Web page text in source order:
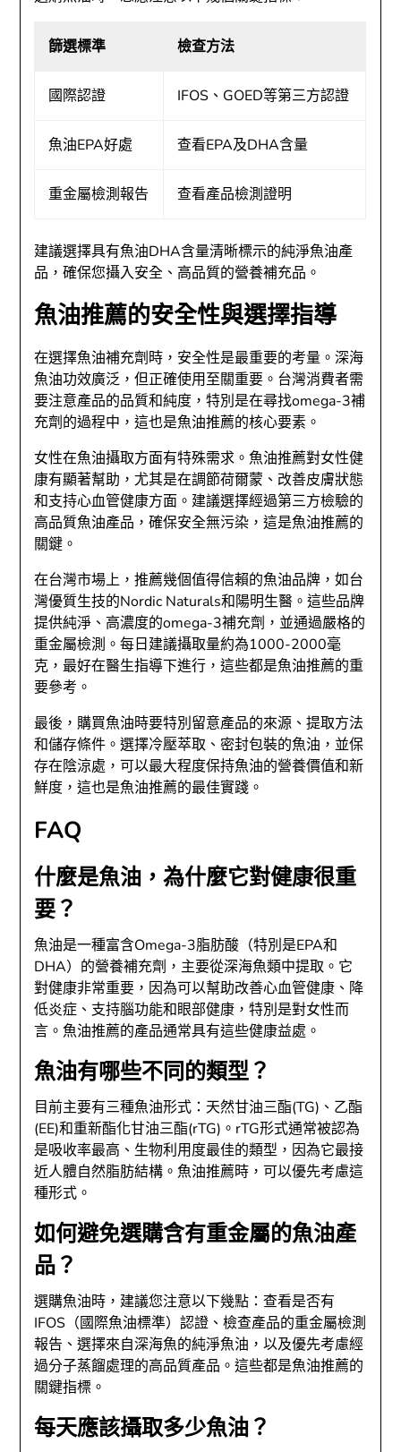
篩選標準 檢查方法
國際認證 IFOS、GOED等第三方認證
魚油EPA好處 查看EPA及DHA含量
重金屬檢測報告 查看產品檢測證明
建議選擇具有魚油DHA含量清晰標示的純淨魚油產
品，確保您攝入安全、高品質的營養補充品。
魚油推薦的安全性與選擇指導
在選擇魚油補充劑時，安全性是最重要的考量。深海
魚油功效廣泛，但正確使用至關重要。台灣消費者需
要注意產品的品質和純度，特別是在尋找omega-3補
充劑的過程中，這也是魚油推薦的核心要素。
女性在魚油攝取方面有特殊需求。魚油推薦對女性健
康有顯著幫助，尤其是在調節荷爾蒙、改善皮膚狀態
和支持心血管健康方面。建議選擇經過第三方檢驗的
高品質魚油產品，確保安全無污染，這是魚油推薦的
關鍵。
在台灣市場上，推薦幾個值得信賴的魚油品牌，如台
灣優質生技的Nordic Naturals和陽明生醫。這些品牌
提供純淨、高濃度的omega-3補充劑，並通過嚴格的
重金屬檢測。每日建議攝取量約為1000-2000毫
克，最好在醫生指導下進行，這些都是魚油推薦的重
要參考。
最後，購買魚油時要特別留意產品的來源、提取方法
和儲存條件。選擇冷壓萃取、密封包裝的魚油，並保
存在陰涼處，可以最大程度保持魚油的營養價值和新
鮮度，這也是魚油推薦的最佳實踐。
FAQ
什麼是魚油，為什麼它對健康很重
要？
魚油是一種富含Omega-3脂肪酸（特別是EPA和
DHA）的營養補充劑，主要從深海魚類中提取。它
對健康非常重要，因為可以幫助改善心血管健康、降
低炎症、支持腦功能和眼部健康，特別是對女性而
言。魚油推薦的產品通常具有這些健康益處。
魚油有哪些不同的類型？
目前主要有三種魚油形式：天然甘油三酯(TG)、乙酯
(EE)和重新酯化甘油三酯(rTG)。rTG形式通常被認為
是吸收率最高、生物利用度最佳的類型，因為它最接
近人體自然脂肪結構。魚油推薦時，可以優先考慮這
種形式。
如何避免選購含有重金屬的魚油產
品？
選購魚油時，建議您注意以下幾點：查看是否有
IFOS（國際魚油標準）認證、檢查產品的重金屬檢測
報告、選擇來自深海魚的純淨魚油，以及優先考慮經
過分子蒸餾處理的高品質產品。這些都是魚油推薦的
關鍵指標。
每天應該攝取多少魚油？